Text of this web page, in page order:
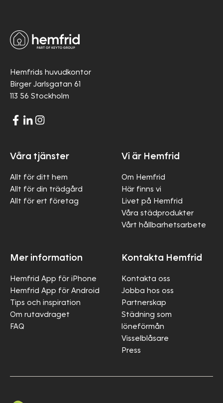
Hemfrids huvudkontor
Birger Jarlsgatan 61
113 56 Stockholm
Våra tjänster
Allt för ditt hem
Allt för din trädgård
Allt för ert företag
Vi är Hemfrid
Om Hemfrid
Här finns vi
Livet på Hemfrid
Våra städprodukter
Vårt hållbarhetsarbete
Mer information
Hemfrid App för iPhone
Hemfrid App för Android
Tips och inspiration
Om rutavdraget
FAQ
Kontakta Hemfrid
Kontakta oss
Jobba hos oss
Partnerskap
Städning som
löneförmån
Visselblåsare
Press